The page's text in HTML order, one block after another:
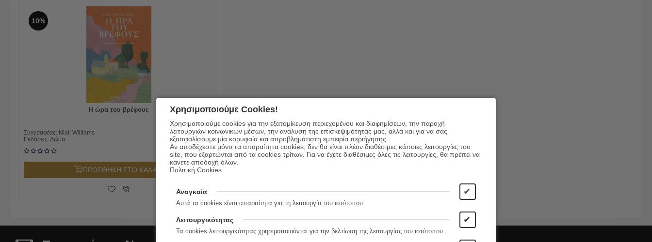
10%
Η ώρα του βρέφους
Συγγραφέας: Niall Williams
Εκδόσεις: Δώμα
21.00 €
18.90 €
ΠΡΟΣΘΗΚΗ ΣΤΟ ΚΑΛΑΘΙ
Χρησιμοποιούμε Cookies!
Χρησιμοποιούμε cookies για την εξατομίκευση περιεχομένου και διαφημίσεων, την παροχή
λειτουργιών κοινωνικών μέσων, την ανάλυση της επισκεψιμότητάς μας, αλλά και για να σας
εξασφαλίσουμε μία κορυφαία και απροβλημάτιστη εμπειρία περιήγησης.
Αν αποδέχεστε μόνο τα απαραίτητα cookies, δεν θα είναι πλέον διαθέσιμες κάποιες λειτουργίες του
site, που εξαρτώνται από τα cookies τρίτων. Για να έχετε διαθέσιμες όλες τις λειτουργίες, θα πρέπει να
κάνετε αποδοχή όλων.
Πολιτική Cookies
Αναγκαία ✔
Αυτά τα cookies είναι απαραίτητα για τη λειτουργία του ιστότοπου.
Λειτουργικότητας ✔
Τα cookies λειτουργικότητας χρησιμοποιούνται για την βελτίωση της λειτουργίας του ιστότοπου.